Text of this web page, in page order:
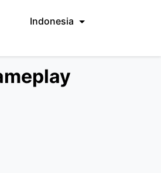
Indonesia